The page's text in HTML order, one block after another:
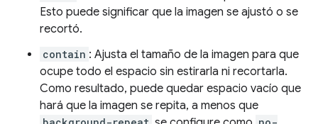
Esto puede significar que la imagen se ajustó o se
recortó.
contain : Ajusta el tamaño de la imagen para que
ocupe todo el espacio sin estirarla ni recortarla.
Como resultado, puede quedar espacio vacío que
hará que la imagen se repita, a menos que